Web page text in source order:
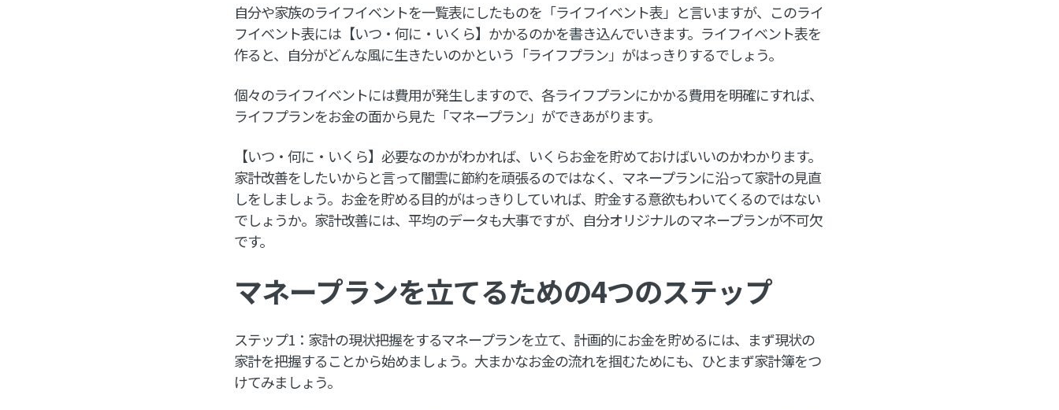
自分や家族のライフイベントを一覧表にしたものを「ライフイベント表」と言いますが、このライ
フイベント表には【いつ・何に・いくら】かかるのかを書き込んでいきます。ライフイベント表を
作ると、自分がどんな風に生きたいのかという「ライフプラン」がはっきりするでしょう。
個々のライフイベントには費用が発生しますので、各ライフプランにかかる費用を明確にすれば、
ライフプランをお金の面から見た「マネープラン」ができあがります。
【いつ・何に・いくら】必要なのかがわかれば、いくらお金を貯めておけばいいのかわかります。
家計改善をしたいからと言って闇雲に節約を頑張るのではなく、マネープランに沿って家計の見直
しをしましょう。お金を貯める目的がはっきりしていれば、貯金する意欲もわいてくるのではない
でしょうか。家計改善には、平均のデータも大事ですが、自分オリジナルのマネープランが不可欠
です。
マネープランを立てるための4つのステップ
ステップ1：家計の現状把握をするマネープランを立て、計画的にお金を貯めるには、まず現状の
家計を把握することから始めましょう。大まかなお金の流れを掴むためにも、ひとまず家計簿をつ
けてみましょう。